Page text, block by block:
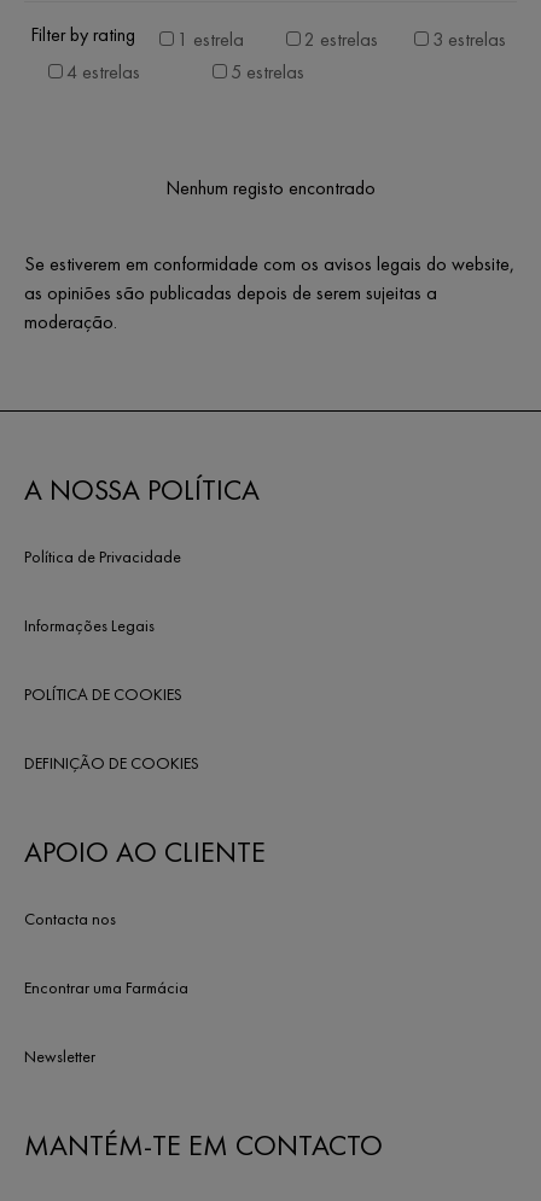
Filter by rating 1 estrela 2 estrelas
3 estrelas
4 estrelas
5 estrelas
Nenhum registo encontrado
Se estiverem em conformidade com os avisos legais do website,
as opiniões são publicadas depois de serem sujeitas a
moderação.
A NOSSA POLÍTICA
Política de Privacidade
Informações Legais
POLÍTICA DE COOKIES
DEFINIÇÃO DE COOKIES
APOIO AO CLIENTE
Contacta nos
Encontrar uma Farmácia
Newsletter
MANTÉM-TE EM CONTACTO